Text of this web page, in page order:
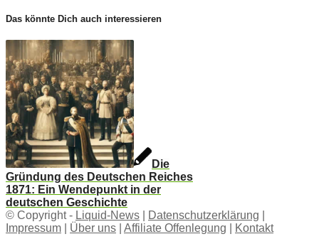
Das könnte Dich auch interessieren
Die
Gründung des Deutschen Reiches
1871: Ein Wendepunkt in der
deutschen Geschichte
© Copyright - Liquid-News Datenschutzerklärung
Impressum
Über uns Affiliate Offenlegung
Kontakt